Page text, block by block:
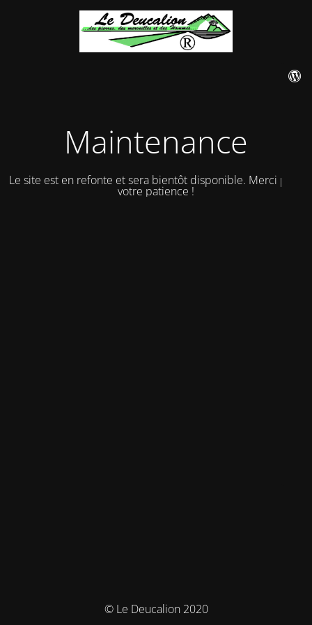
Maintenance
Le site est en refonte et sera bientôt disponible. Merci pour
votre patience !
© Le Deucalion 2020